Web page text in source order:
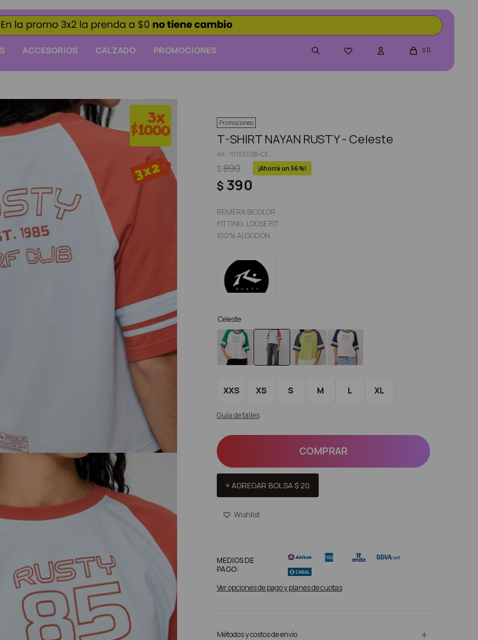
ACCESORIOS CALZADO PROMOCIONES  $ 0
Promociones
T-SHIRT NAYAN RUSTY - Celeste
701303128-CE
$ 390
$890 56
REMERA BICOLOR
FITTING: LOOSE FIT
100% ALGODÓN
Celeste
XXS XS S M L XL
Guía de talles
COMPRAR
+ AGREGAR BOLSA$ 20
MEDIOS DE
PAGO:
Ver opciones de pago y planes de cuotas
Métodos y costos de envío